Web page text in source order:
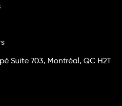
Suite 703, Montréal, QC H2T